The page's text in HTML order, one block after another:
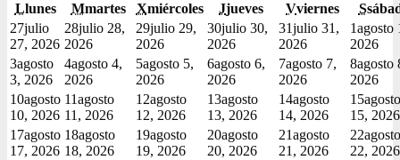
Llunes Mmartes Xmiércoles Jjueves Vviernes S
27julio
27, 2026
28julio 28,
2026
29julio 29,
2026
30julio 30,
2026
31julio 31,
2026
1agosto
2026
3agosto
3, 2026
4agosto 4,
2026
5agosto 5,
2026
6agosto 6,
2026
7agosto 7,
2026
8agosto
2026
10agosto
10, 2026
11agosto
11, 2026
12agosto
12, 2026
13agosto
13, 2026
14agosto
14, 2026
15agosto
15, 2026
17agosto
17, 2026
18agosto
18, 2026
19agosto
19, 2026
20agosto
20, 2026
21agosto
21, 2026
22agosto
22, 2026